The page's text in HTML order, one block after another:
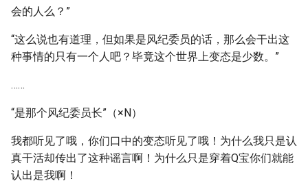
会的人么？”
“这么说也有道理，但如果是风纪委员的话，那么会干出这
种事情的只有一个人吧？毕竟这个世界上变态是少数。”
……
“是那个风纪委员长”（×N）
我都听见了哦，你们口中的变态听见了哦！为什么我只是认
真干活却传出了这种谣言啊！为什么只是穿着Q宝你们就能
认出是我啊！